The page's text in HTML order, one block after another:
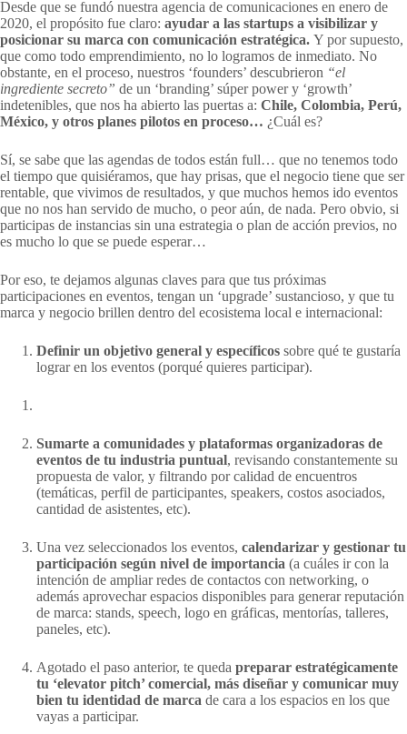
Desde que se fundó nuestra agencia de comunicaciones en enero de
2020, el propósito fue claro: ayudar a las startups a visibilizar y
posicionar su marca con comunicación estratégica. Y por supuesto,
que como todo emprendimiento, no lo logramos de inmediato. No
obstante, en el proceso, nuestros ‘founders’ descubrieron “el
ingrediente secreto” de un ‘branding’ súper power y ‘growth’
indetenibles, que nos ha abierto las puertas a: Chile, Colombia, Perú,
México, y otros planes pilotos en proceso… ¿Cuál es?
Sí, se sabe que las agendas de todos están full… que no tenemos todo
el tiempo que quisiéramos, que hay prisas, que el negocio tiene que ser
rentable, que vivimos de resultados, y que muchos hemos ido eventos
que no nos han servido de mucho, o peor aún, de nada. Pero obvio, si
participas de instancias sin una estrategia o plan de acción previos, no
es mucho lo que se puede esperar…
Por eso, te dejamos algunas claves para que tus próximas
participaciones en eventos, tengan un ‘upgrade’ sustancioso, y que tu
marca y negocio brillen dentro del ecosistema local e internacional:
Definir un objetivo general y específicos sobre qué te gustaría
lograr en los eventos (porqué quieres participar).
Sumarte a comunidades y plataformas organizadoras de
eventos de tu industria puntual, revisando constantemente su
propuesta de valor, y filtrando por calidad de encuentros
(temáticas, perfil de participantes, speakers, costos asociados,
cantidad de asistentes, etc).
Una vez seleccionados los eventos, calendarizar y gestionar tu
participación según nivel de importancia (a cuáles ir con la
intención de ampliar redes de contactos con networking, o
además aprovechar espacios disponibles para generar reputación
de marca: stands, speech, logo en gráficas, mentorías, talleres,
paneles, etc).
Agotado el paso anterior, te queda preparar estratégicamente
tu ‘elevator pitch’ comercial, más diseñar y comunicar muy
bien tu identidad de marca de cara a los espacios en los que
vayas a participar.